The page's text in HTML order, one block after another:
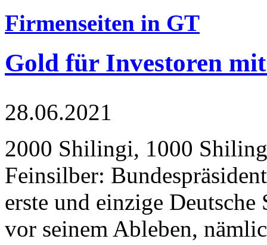
Firmenseiten in GT
Gold für Investoren
28.06.2021
2000 Shilingi, 1000
Feinsilber:
erste und einzige Deutsche
vor seinem Ableben,